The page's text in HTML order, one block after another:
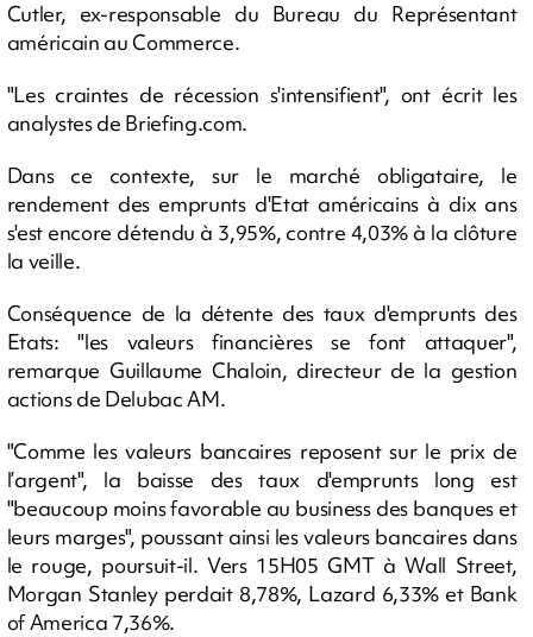
Cutler, ex-responsable du Bureau du Représentant
américain au Commerce.
"Les craintes de récession s'intensifient", ont écrit les
analystes de Briefing.com.
Dans ce contexte, sur le marché obligataire, le
rendement des emprunts d'Etat américains à dix ans
s'est encore détendu à 3,95%, contre 4,03% à la clôture
la veille.
Conséquence de la détente des taux d'emprunts des
Etats: "les valeurs financières se font attaquer",
remarque Guillaume Chaloin, directeur de la gestion
actions de Delubac AM.
"Comme les valeurs bancaires reposent sur le prix de
l’argent", la baisse des taux d'emprunts long est
"beaucoup moins favorable au business des banques et
leurs marges", poussant ainsi les valeurs bancaires dans
le rouge, poursuit-il. Vers 15H05 GMT à Wall Street,
Morgan Stanley perdait 8,78%, Lazard 6,33% et Bank
of America 7,36%.